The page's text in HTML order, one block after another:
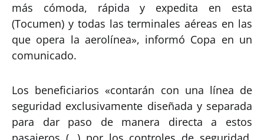
más cómoda, rápida y expedita en esta
(Tocumen) y todas las terminales aéreas en las
que opera la aerolínea», informó Copa en un
comunicado.
Los beneficiarios «contarán con una línea de
seguridad exclusivamente diseñada y separada
para dar paso de manera directa a estos